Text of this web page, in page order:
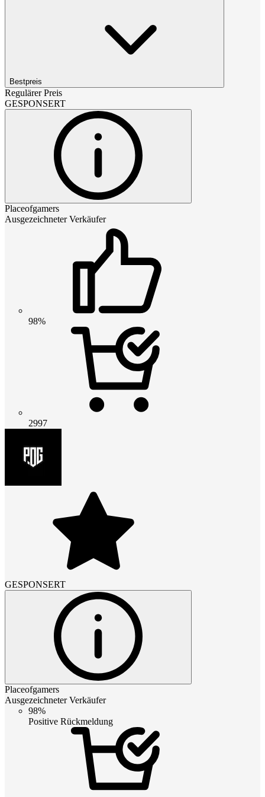
Bestpreis
Regulärer Preis
GESPONSERT
Placeofgamers
Ausgezeichneter Verkäufer
98%
2997
GESPONSERT
Placeofgamers
Ausgezeichneter Verkäufer
98%
Positive Rückmeldung